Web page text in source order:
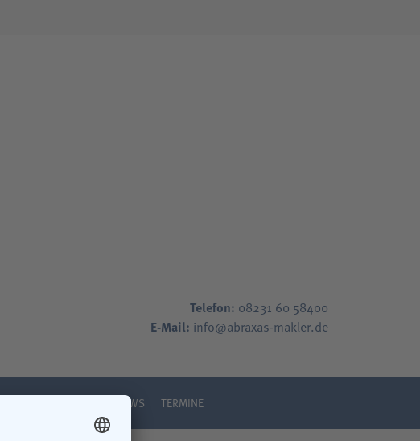
Telefon: 08231 60 58400
E-Mail: info@abraxas-makler.de
NEWS TERMINE